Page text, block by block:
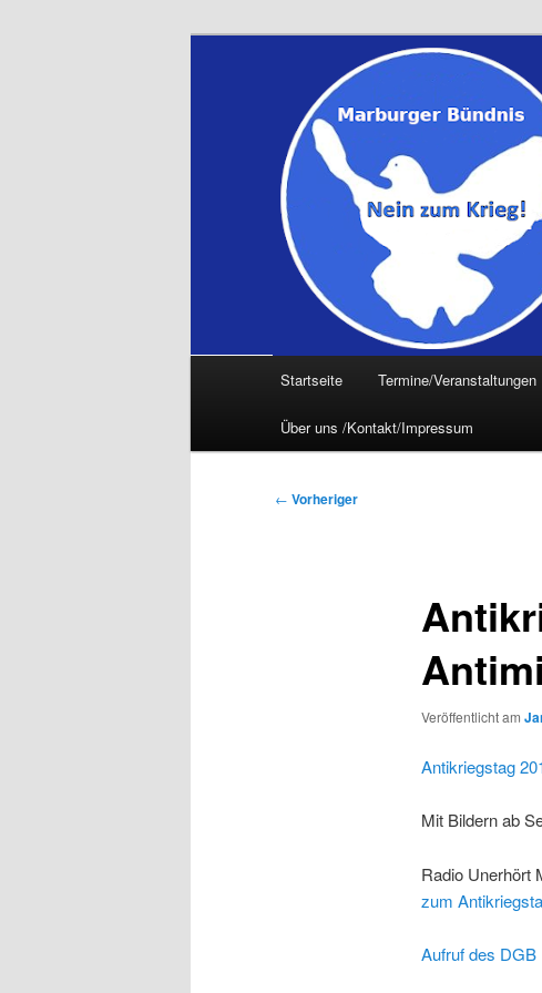
Startseite Termine/Veranstaltungen
Über uns /Kontakt/Impressum
Beitragsnavigation
← Vorheriger
Veröffentlicht am
Antikriegstag
Mit Bildern ab
Radio Unerhört
zum
Aufruf des DGB